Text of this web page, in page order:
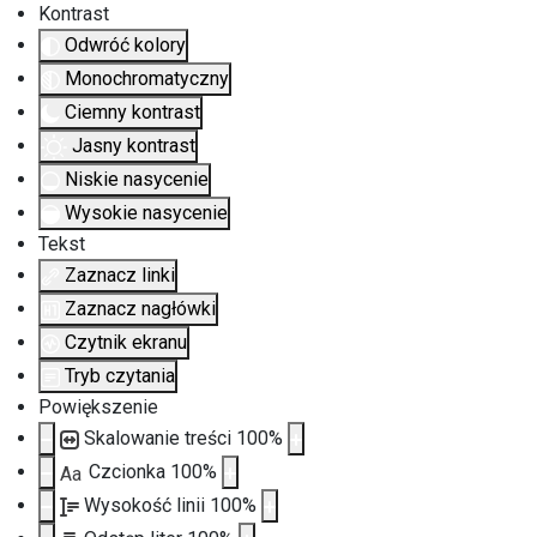
Kontrast
Odwróć kolory
Monochromatyczny
Ciemny kontrast
Jasny kontrast
Niskie nasycenie
Wysokie nasycenie
Tekst
Zaznacz linki
Zaznacz nagłówki
Czytnik ekranu
Tryb czytania
Powiększenie
Skalowanie treści 100%
Aa Czcionka 100%
Wysokość linii 100%